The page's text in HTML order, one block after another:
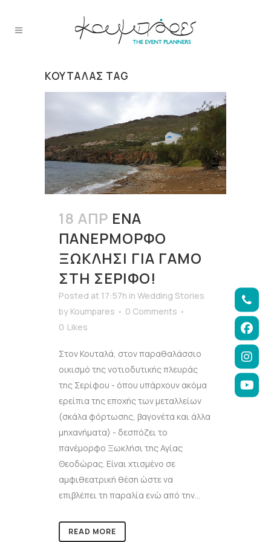
ΚΟΥΤΑΛΆΣ TAG
18 ΑΠΡ ΈΝΑ
ΠΑΝΈΡΜΟΡΦΟ
ΞΩΚΛΉΣΙ ΓΙΑ ΓΆΜΟ
ΣΤΗ ΣΈΡΙΦΟ!
Posted at 17:57h in Wedding Stories
by Koumpares
0 Comments
0 Likes
Στον Κουταλά, στον παραθαλάσσιο
οικισμό της νοτιοδυτικής πλευράς
της Σερίφου - όπου υπάρχουν ακόμα
ερείπια της εποχής των μεταλλείων
(σκάλα φόρτωσης, βαγονέτα και άλλα
μηχανήματα) - δεσπόζει το
πανέμορφο Ξωκλήσι της Αγίας
Θεοδώρας. Είναι χτισμένο σε
αμφιθεατρική θέση ώστε να
επιβλέπει τη παραλία ενώ από την...
READ MORE